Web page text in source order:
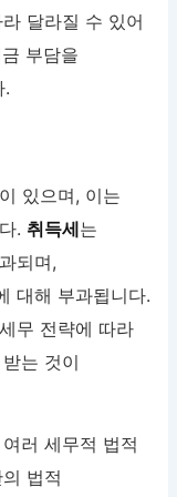
달라질 수 있어
부담을
.
있으며, 이는
. 취득세는
되며,
대해 부과됩니다.
무 전략에 따라
는 것이
러 세무적 법적
법적